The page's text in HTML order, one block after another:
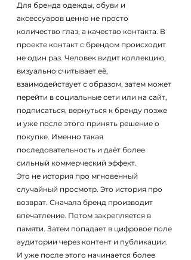
Для бренда одежды, обуви и
аксессуаров ценно не просто
количество глаз, а качество контакта. В
проекте контакт с брендом происходит
не один раз. Человек видит коллекцию,
визуально считывает её,
взаимодействует с образом, затем может
перейти в социальные сети или на сайт,
подписаться, вернуться к бренду позже
и уже после этого принять решение о
покупке. Именно такая
последовательность и даёт более
сильный коммерческий эффект.
Это не история про мгновенный
случайный просмотр. Это история про
возврат. Сначала бренд производит
впечатление. Потом закрепляется в
памяти. Затем попадает в цифровое поле
аудитории через контент и публикации.
И уже после этого начинается более